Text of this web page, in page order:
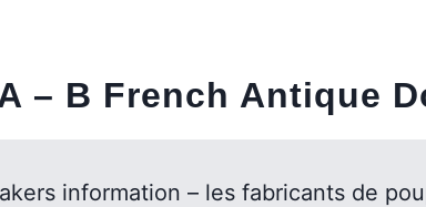
– B French Antique
information – les fabricants de